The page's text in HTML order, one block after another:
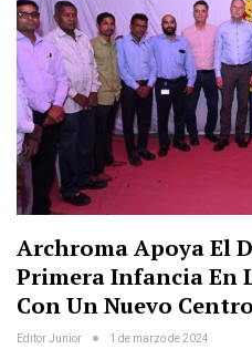
Archroma Apoya El
Primera Infancia En
Con Un Nuevo
Editor Junior 1 de marzo de 2024